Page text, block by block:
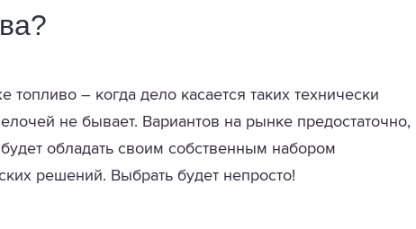
– когда дело касается таких технически
не бывает. Вариантов на рынке предостаточно,
обладать своим собственным набором
решений. Выбрать будет непросто!